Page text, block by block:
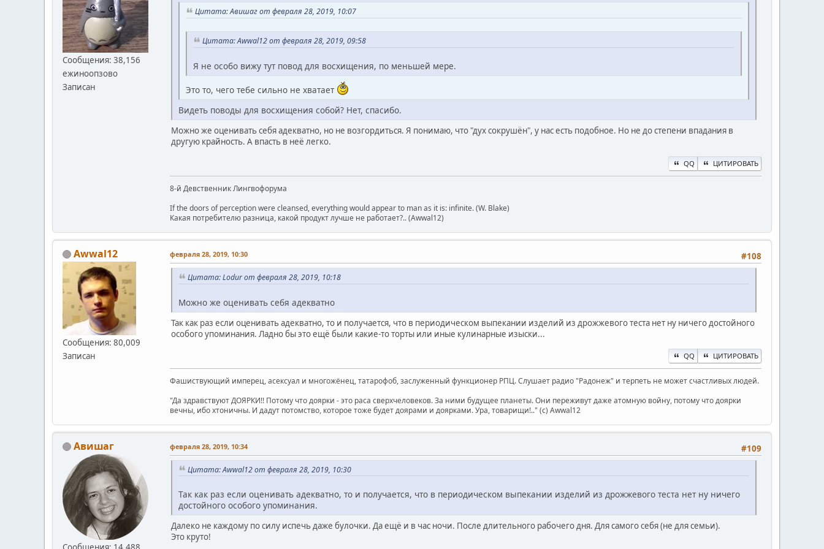
Сообщения: 38,156
ежиноопзово
Записан
Цитата: Авишаг от февраля 28, 2019, 10:07
Цитата: Awwal12 от февраля 28, 2019, 09:58
Я не особо вижу тут повод для восхищения, по меньшей мере.
Это то, чего тебе сильно не хватает
Видеть поводы для восхищения собой? Нет, спасибо.
Можно же оценивать себя адекватно, но не возгордиться. Я понимаю, что "дух сокрушён", у нас есть подобное. Но не до степени впадания в
другую крайность. А впасть в неё легко.
QQ ЦИТИРОВАТЬ
8-й Девственник Лингвофорума
If the doors of perception were cleansed, everything would appear to man as it is: infinite. (W. Blake)
Какая потребителю разница, какой продукт лучше не работает?.. (Awwal12)
Awwal12
Сообщения: 80,009
Записан
#108
февраля 28, 2019, 10:30
Цитата: Lodur от февраля 28, 2019, 10:18
Можно же оценивать себя адекватно
Так как раз если оценивать адекватно, то и получается, что в периодическом выпекании изделий из дрожжевого теста нет ну ничего достойного
особого упоминания. Ладно бы это ещё были какие-то торты или иные кулинарные изыски...
QQ ЦИТИРОВАТЬ
Фашиствующий имперец, асексуал и многожёнец, татарофоб, заслуженный функционер РПЦ. Слушает радио "Радонеж" и терпеть не может счастливых людей.
"Да здравствуют ДОЯРКИ!! Потому что доярки - это раса сверхчеловеков. За ними будущее планеты. Они переживут даже атомную войну, потому что доярки
вечны, ибо хтоничны. И дадут потомство, которое тоже будет доярами и доярками. Ура, товарищи!.." (c) Awwal12
Авишаг #109
февраля 28, 2019, 10:34
Цитата: Awwal12 от февраля 28, 2019, 10:30
Так как раз если оценивать адекватно, то и получается, что в периодическом выпекании изделий из дрожжевого теста нет ну ничего
достойного особого упоминания.
Далеко не каждому по силу испечь даже булочки. Да ещё и в час ночи. После длительного рабочего дня. Для самого себя (не для семьи).
Это круто!